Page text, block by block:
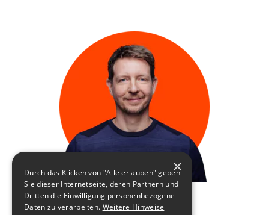
Peter Pfau
×
Durch das Klicken von "Alle erlauben" geben
Sie dieser Internetseite, deren Partnern und
Dritten die Einwilligung personenbezogene
Daten zu verarbeiten. Weitere Hinweise